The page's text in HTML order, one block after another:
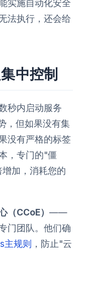
实施自动化安全
法执行，还会给
中控制
秒内启动服务
，但如果没有集
没有严格的标签
，专门的"僵
加，消耗您的
（CCoE） ——
门团队。他们确
主规则 ，防止"云